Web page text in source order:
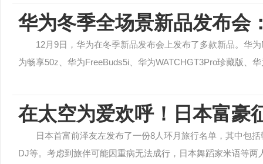
华为冬季全场景新品发布会
12月9日，华为在冬季新品发布会上发布了多款新品。华
为畅享50z、华为FreeBuds5i、华为WATCHGT3Pro珍藏版、
在太空为爱欢呼！日本富豪
日本首富前泽友左发布了一份8人环月旅行名单，其中包
DJ等。考虑到旅伴可能因重病无法成行，日本舞蹈家米语等